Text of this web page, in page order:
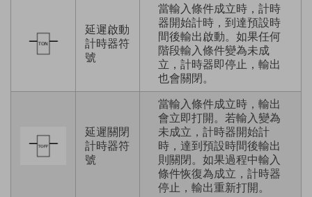
延遲啟動
計時器符
號
當輸入條件成立時，計時
器開始計時，到達預設時
間後輸出啟動。如果任何
階段輸入條件變為未成
立，計時器即停止，輸出
也會關閉。
延遲關閉
計時器符
號
當輸入條件成立時，輸出
會立即打開。若輸入變為
未成立，計時器開始計
時，達到預設時間後輸出
則關閉。如果過程中輸入
條件恢復為成立，計時器
停止，輸出重新打開。